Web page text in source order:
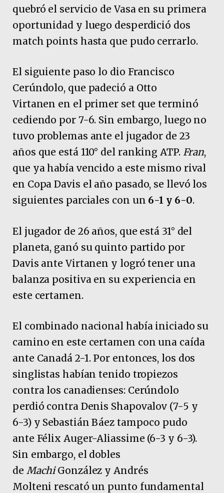
quebró el servicio de Vasa en su primera
oportunidad y luego desperdició dos
match points hasta que pudo cerrarlo.
El siguiente paso lo dio Francisco
Cerúndolo, que padeció a Otto
Virtanen en el primer set que terminó
cediendo por 7-6. Sin embargo, luego no
tuvo problemas ante el jugador de 23
años que está 110° del ranking ATP. Fran,
que ya había vencido a este mismo rival
en Copa Davis el año pasado, se llevó los
siguientes parciales con un 6-1 y 6-0.
El jugador de 26 años, que está 31° del
planeta, ganó su quinto partido por
Davis ante Virtanen y logró tener una
balanza positiva en su experiencia en
este certamen.
El combinado nacional había iniciado su
camino en este certamen con una caída
ante Canadá 2-1. Por entonces, los dos
singlistas habían tenido tropiezos
contra los canadienses: Cerúndolo
perdió contra Denis Shapovalov (7-5 y
6-3) y Sebastián Báez tampoco pudo
ante Félix Auger-Aliassime (6-3 y 6-3).
Sin embargo, el dobles
de MachiGonzález y Andrés
Molteni rescató un punto fundamental